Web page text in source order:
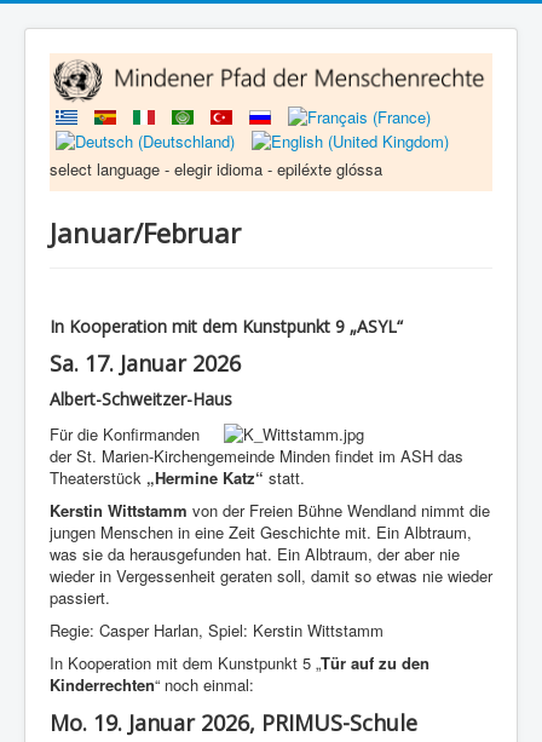
select language - elegir idioma - epiléxte glóssa
Januar/Februar
In Kooperation mit dem Kunstpunkt 9 „ASYL“
Sa. 17. Januar 2026
Albert-Schweitzer-Haus
Für die Konfirmanden
der St. Marien-Kirchengemeinde Minden findet im ASH das
Theaterstück „Hermine Katz“ statt.
Kerstin Wittstamm von der Freien Bühne Wendland nimmt die
jungen Menschen in eine Zeit Geschichte mit. Ein Albtraum,
was sie da herausgefunden hat. Ein Albtraum, der aber nie
wieder in Vergessenheit geraten soll, damit so etwas nie wieder
passiert.
Regie: Casper Harlan, Spiel: Kerstin Wittstamm
In Kooperation mit dem Kunstpunkt 5 „Tür auf zu den
Kinderrechten“ noch einmal:
Mo. 19. Januar 2026, PRIMUS-Schule